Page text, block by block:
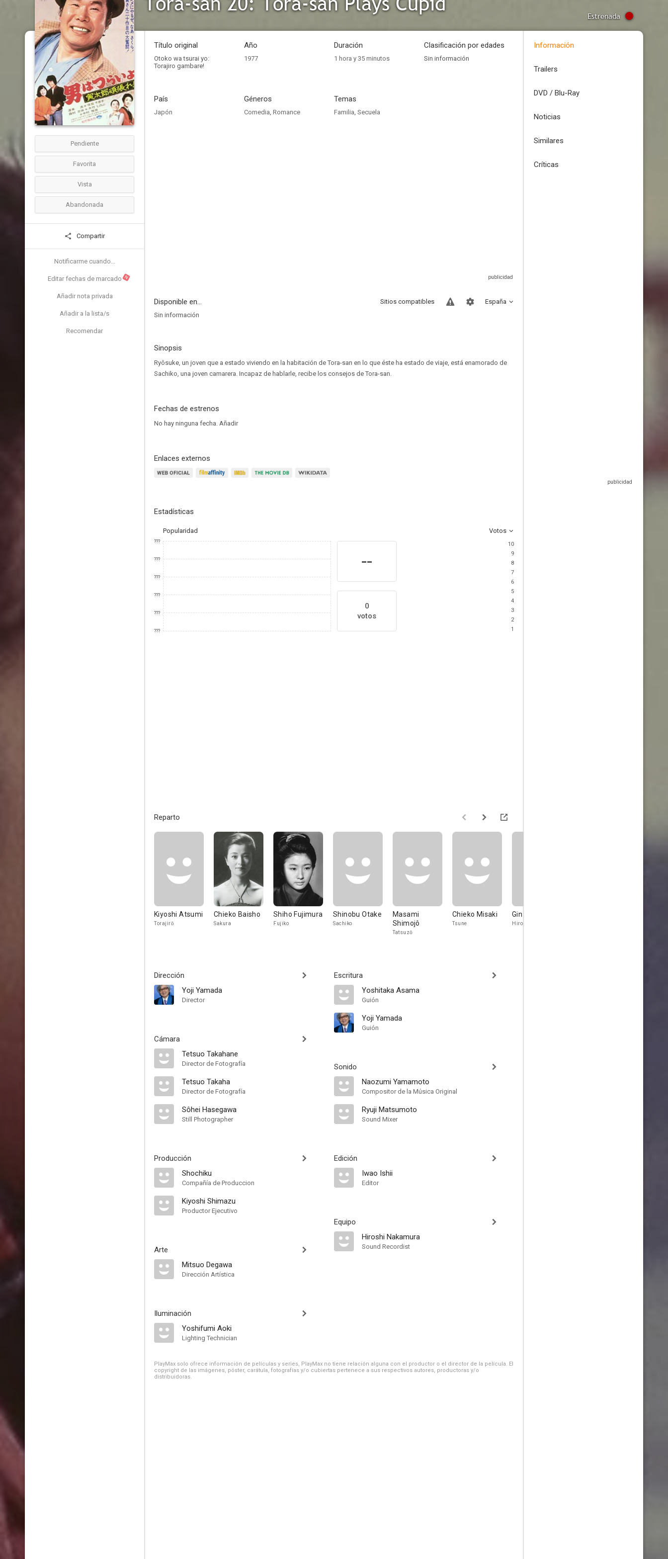
Estrenada
Pendiente
Favorita
Vista
Abandonada
Compartir
Notificarme cuando...
Editar fechas de marcado N
Añadir nota privada
Añadir a la lista/s
Recomendar
Título original
Otoko wa tsurai yo:
Torajiro gambare!
Año
1977
Duración
1 hora y 35 minutos
Clasificación por edades
Sin información
País
Japón
Géneros
Comedia, Romance
Temas
Familia, Secuela
Disponible en... España
Sitios compatibles
Sin información
Sinopsis
Ryôsuke, un joven que a estado viviendo en la habitación de Tora-san en lo que éste ha estado de viaje, está enamorado de
Sachiko, una joven camarera. Incapaz de hablarle, recibe los consejos de Tora-san.
Fechas de estrenos
No hay ninguna fecha. Añadir
Enlaces externos
Estadísticas
Popularidad Votos
???
???
???
???
???
???
--
0
votos
10
9
8
7
6
5
4
3
2
1
Reparto
Kiyoshi Atsumi
Torajirō
Chieko Baisho
Sakura
Shiho Fujimura
Fujiko
Shinobu Otake
Sachiko
Masami
Shimojô
Tatsuzō
Chieko Misaki
Tsune
Gin Maeda
Hiroshi
Dirección
Yoji Yamada
Director
Cámara
Tetsuo Takahane
Director de Fotografía
Tetsuo Takaha
Director de Fotografía
Sôhei Hasegawa
Still Photographer
Producción
Shochiku
Compañía de Produccion
Kiyoshi Shimazu
Productor Ejecutivo
Arte
Mitsuo Degawa
Dirección Artística
Iluminación
Yoshifumi Aoki
Lighting Technician
Escritura
Yoshitaka Asama
Guión
Yoji Yamada
Guión
Sonido
Naozumi Yamamoto
Compositor de la Música Original
Ryuji Matsumoto
Sound Mixer
Edición
Iwao Ishii
Editor
Equipo
Hiroshi Nakamura
Sound Recordist
PlayMax solo ofrece información de películas y series, PlayMax no tiene relación alguna con el productor o el director de la película. El
copyright de las imágenes, póster, carátula, fotografías y/o cubiertas pertenece a sus respectivos autores, productoras y/o
distribuidoras.
Información
Trailers
DVD / Blu-Ray
Noticias
Similares
Críticas